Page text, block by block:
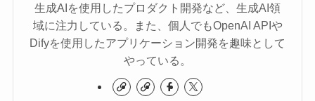
生成AIを使用したプロダクト開発など、生成AI領
域に注力している。また、個人でもOpenAI APIや
Difyを使用したアプリケーション開発を趣味として
やっている。​